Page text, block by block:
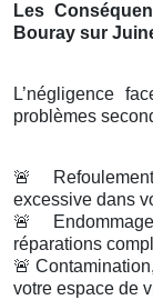
Les
Bouray sur
L’négligence
problèmes
🚨
excessive dans
🚨
réparations
🚨
votre espace de